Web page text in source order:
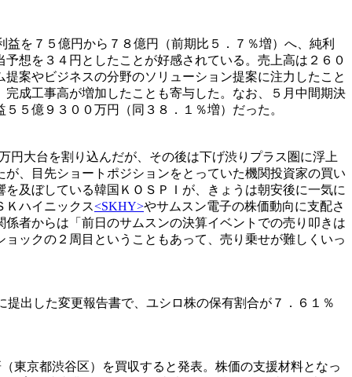
を７５億円から７８億円（前期比５．７％増）へ、純利
想を３４円としたことが好感されている。売上高は２６０
案やビジネスの分野のソリューション提案に注力したこと
成工事高が増加したことも寄与した。なお、５月中間期決
５億９３００万円（同３８．１％増）だった。
円大台を割り込んだが、その後は下げ渋りプラス圏に浮上
、目先ショートポジションをとっていた機関投資家の買い
及ぼしている韓国ＫＯＳＰＩが、きょうは朝安後に一気に
Ｋハイニックス<SKHY>やサムスン電子の株価動向に支配さ
者からは「前日のサムスンの決算イベントでの売り叩きは
ックの２周目ということもあって、売り乗せが難しくいっ
出した変更報告書で、ユシロ株の保有割合が７．６１％
東京都渋谷区）を買収すると発表。株価の支援材料となっ